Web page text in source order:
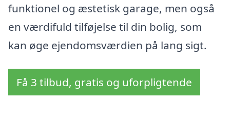
funktionel og æstetisk garage, men også
en værdifuld tilføjelse til din bolig, som
kan øge ejendomsværdien på lang sigt.
Få 3 tilbud, gratis og uforpligtende